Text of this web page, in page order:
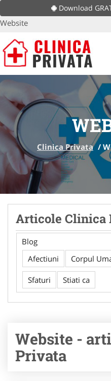
Download
Website
Clinica Privata /
Articole Clinica
Blog
Afectiuni
Corpul
Sfaturi Stiati ca
Website -
Privata